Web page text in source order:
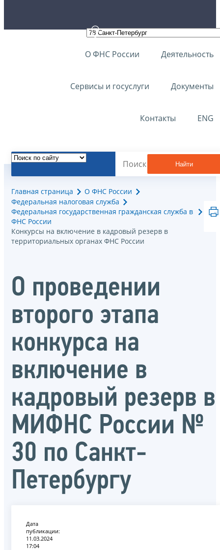
О ФНС России Деятельность
Сервисы и госуслуги Документы
Контакты ENG
Найти
Главная страница
О ФНС России
Федеральная налоговая служба
Федеральная государственная гражданская служба в
ФНС России
Конкурсы на включение в кадровый резерв в
территориальных органах ФНС России
О проведении
второго этапа
конкурса на
включение в
кадровый резерв в
МИФНС России №
30 по Санкт-
Петербургу
Дата
публикации:
11.03.2024
17:04